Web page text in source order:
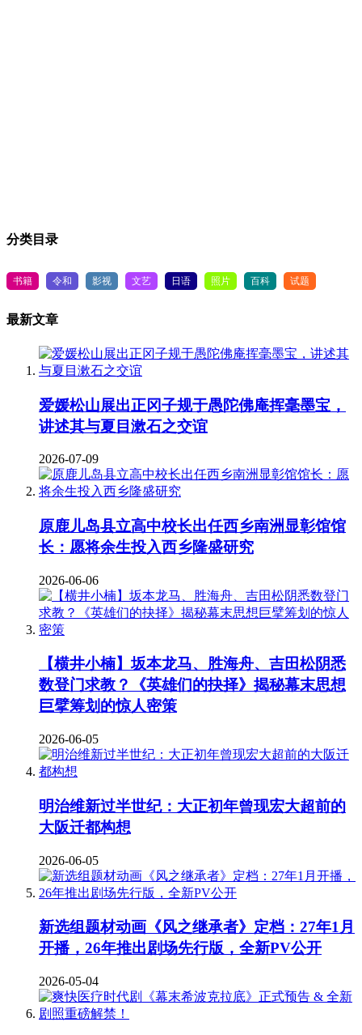
分类目录
书籍 令和 影视 文艺 日语 照片 百科 试题
最新文章
爱媛松山展出正冈子规于愚陀佛庵挥毫墨宝，
讲述其与夏目漱石之交谊
2026-07-09
原鹿儿岛县立高中校长出任西乡南洲显彰馆馆
长：愿将余生投入西乡隆盛研究
2026-06-06
【横井小楠】坂本龙马、胜海舟、吉田松阴悉
数登门求教？《英雄们的抉择》揭秘幕末思想
巨擘筹划的惊人密策
2026-06-05
明治维新过半世纪：大正初年曾现宏大超前的
大阪迁都构想
2026-06-05
新选组题材动画《风之继承者》定档：27年1月
开播，26年推出剧场先行版，全新PV公开
2026-05-04